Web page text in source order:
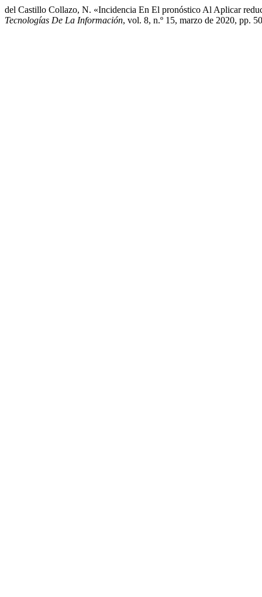
del Castillo Collazo, N. «Incidencia En El pronóstico Al Aplicar
Tecnologías De La Información, vol. 8, n.º 15, marzo de 2020, pp.